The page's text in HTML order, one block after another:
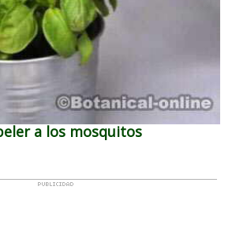
a los mosquitos